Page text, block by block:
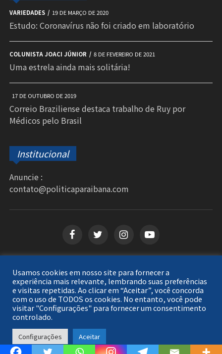
VARIEDADES 19 DE MARÇO DE 2020
Estudo: Coronavírus não foi criado em laboratório
COLUNISTA JOACI JÚNIOR 8 DE FEVEREIRO DE 2021
Uma estrela ainda mais solitária!
17 DE OUTUBRO DE 2019
Correio Braziliense destaca trabalho de Ruy por
Médicos pelo Brasil
Institucional
Anuncie :
contato@politicaparaibana.com
Copyright © 2026Política Paraibana. Todos os
direitos reservados.
Usamos cookies em nosso site para fornecer a
experiência mais relevante, lembrando suas preferências
e visitas repetidas. Ao clicar em “Aceitar”, você concorda
com o uso de TODOS os cookies. No entanto, você pode
visitar "Configurações" para fornecer um consentimento
controlado.
Configurações Aceitar